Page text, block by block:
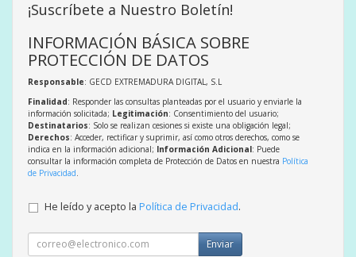
¡Suscríbete a Nuestro Boletín!
INFORMACIÓN BÁSICA SOBRE
PROTECCIÓN DE DATOS
Responsable: GECD EXTREMADURA DIGITAL, S.L
Finalidad: Responder las consultas planteadas por el usuario y enviarle la
información solicitada; Legitimación: Consentimiento del usuario;
Destinatarios: Solo se realizan cesiones si existe una obligación legal;
Derechos: Acceder, rectificar y suprimir, así como otros derechos, como se
indica en la información adicional; Información Adicional: Puede
consultar la información completa de Protección de Datos en nuestra Política
de Privacidad
He leído y acepto la Política de Privacidad.
Enviar